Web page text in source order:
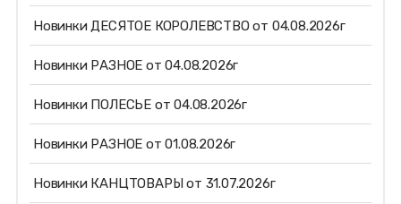
Новинки ДЕСЯТОЕ КОРОЛЕВСТВО от 04.08.2026г
Новинки РАЗНОЕ от 04.08.2026г
Новинки ПОЛЕСЬЕ от 04.08.2026г
Новинки РАЗНОЕ от 01.08.2026г
Новинки КАНЦТОВАРЫ от 31.07.2026г